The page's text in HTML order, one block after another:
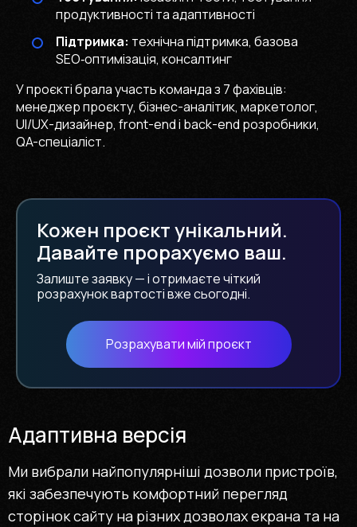
продуктивності та адаптивності
Підтримка: технічна підтримка, базова
SEO‑оптимізація, консалтинг
У проєкті брала участь команда з 7 фахівців:
менеджер проєкту, бізнес-аналітик, маркетолог,
UI/UX-дизайнер, front-end і back-end розробники,
QA-спеціаліст.
Кожен проєкт унікальний.
Давайте прорахуємо ваш.
Залиште заявку — і отримаєте чіткий
розрахунок вартості вже сьогодні.
Розрахувати мій проєкт
Адаптивна версія
Ми вибрали найпопулярніші дозволи пристроїв,
які забезпечують комфортний перегляд
сторінок сайту на різних дозволах екрана та на